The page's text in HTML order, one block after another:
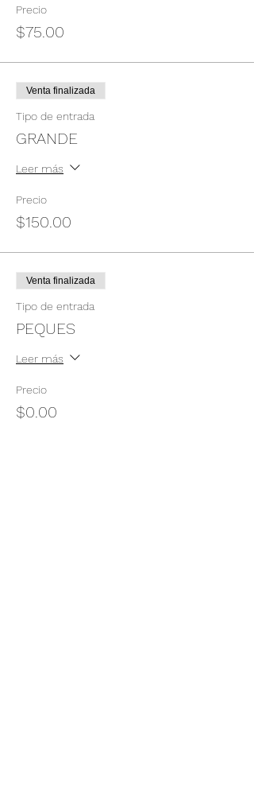
Precio
$75.00
Venta finalizada
Tipo de entrada
GRANDE
Leer más
Precio
$150.00
Venta finalizada
Tipo de entrada
PEQUES
Leer más
Precio
$0.00